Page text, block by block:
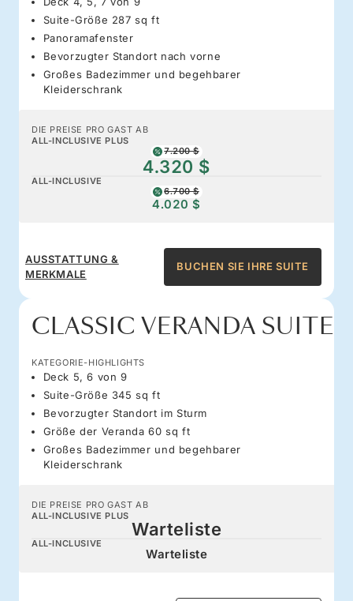
Suite-Größe 287 sq ft
Panoramafenster
Bevorzugter Standort nach vorne
Großes Badezimmer und begehbarer
Kleiderschrank
DIE PREISE PRO GAST AB
ALL-INCLUSIVE PLUS
7.200 $
4.320 $
ALL-INCLUSIVE
6.700 $
4.020 $
AUSSTATTUNG &
MERKMALE
BUCHEN SIE IHRE SUITE
CLASSIC VERANDA SUITE
KATEGORIE-HIGHLIGHTS
Deck 5, 6 von 9
Suite-Größe 345 sq ft
Bevorzugter Standort im Sturm
Größe der Veranda 60 sq ft
Großes Badezimmer und begehbarer
Kleiderschrank
DIE PREISE PRO GAST AB
ALL-INCLUSIVE PLUS
Warteliste
ALL-INCLUSIVE
Warteliste